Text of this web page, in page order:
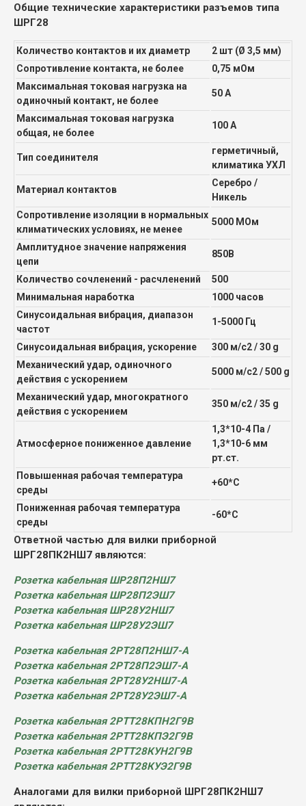
Общие технические характеристики разъемов типа
ШРГ28
Количество контактов и их диаметр
2 шт (Ø 3,5 мм)
Сопротивление контакта, не более
0,75 мОм
Максимальная токовая нагрузка на
одиночный контакт, не более
50 А
Максимальная токовая нагрузка
общая, не более
100 А
Тип соединителя
герметичный,
климатика УХЛ
Материал контактов
Серебро /
Никель
Сопротивление изоляции в нормальных
климатических условиях, не менее
5000 МОм
Амплитудное значение напряжения
цепи
850В
Количество сочленений - расчленений
500
Минимальная наработка
1000 часов
Синусоидальная вибрация, диапазон
частот
1-5000 Гц
Синусоидальная вибрация, ускорение
300 м/с2 / 30 g
Механический удар, одиночного
действия с ускорением
5000 м/с2 / 500 g
Механический удар, многократного
действия с ускорением
350 м/с2 / 35 g
Атмосферное пониженное давление
1,3*10-4 Па /
1,3*10-6 мм
рт.ст.
Повышенная рабочая температура
среды
+60*С
Пониженная рабочая температура
среды
-60*С
Ответной частью для вилки приборной
ШРГ28ПК2НШ7 являются:
Розетка кабельная ШР28П2НШ7
Розетка кабельная ШР28П2ЭШ7
Розетка кабельная ШР28У2НШ7
Розетка кабельная ШР28У2ЭШ7
Розетка кабельная 2РТ28П2НШ7-А
Розетка кабельная 2РТ28П2ЭШ7-А
Розетка кабельная 2РТ28У2НШ7-А
Розетка кабельная 2РТ28У2ЭШ7-А
Розетка кабельная 2РТТ28КПН2Г9В
Розетка кабельная 2РТТ28КПЭ2Г9В
Розетка кабельная 2РТТ28КУН2Г9В
Розетка кабельная 2РТТ28КУЭ2Г9В
Аналогами для вилки приборной ШРГ28ПК2НШ7